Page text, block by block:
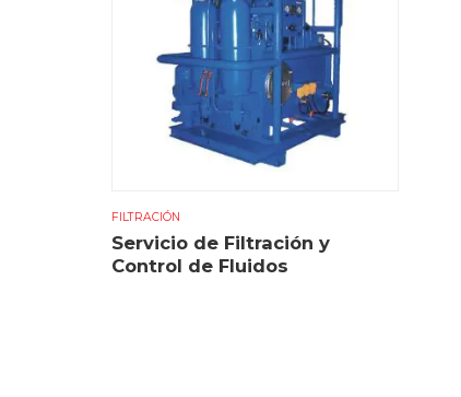
FILTRACIÓN
Servicio de Filtración y
Control de Fluidos